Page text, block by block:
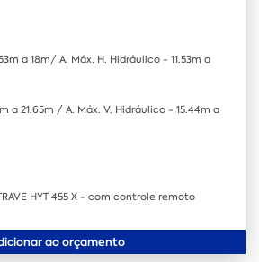
a 18m/ A. Máx. H. Hidráulico - 11.53m a
a 21.65m / A. Máx. V. Hidráulico - 15.44m a
HYT 455 X - com controle remoto
ao orçamento